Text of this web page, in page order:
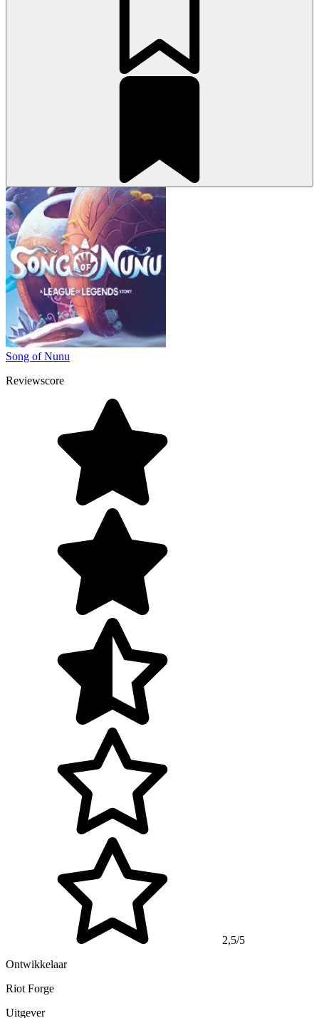
Song of Nunu
Reviewscore
2,5/5
Ontwikkelaar
Riot Forge
Uitgever